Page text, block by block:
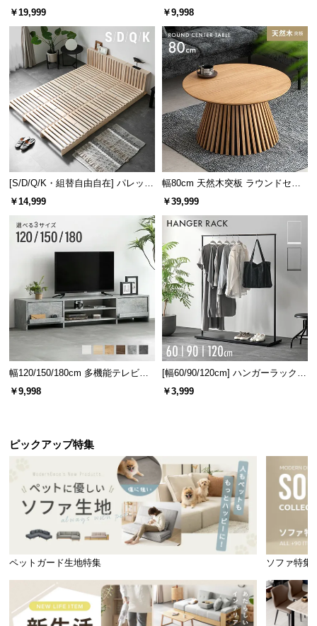
半円型のコード用スリット
壁際に配置してもコードを通せるスリット。円形の
くり抜き型と違い、ワークスペースを圧迫しませ
ックの左右計4か所
レーム ダイニング 大理石調 4人掛
￥19,999
ズシェルチェア
￥9,998
[S/D/Q/K・組替自由自在] パレット
ベッド 8/12/16枚セット
￥14,999
幅80cm 天然木突板 ラウンドセン
ターテーブル 美しい格子デザイン
￥39,999
幅120/150/180cm 多機能テレビボ
ード 木目/石目調 オープン収納・
引き出し収納付き
￥9,998
[幅60/90/120cm] ハンガーラック
スチール 4段階高さ調節 サイドフ
ック オープンラック シンプル
￥3,999
ピックアップ特集
ペットガード生地特集 ソファ特集